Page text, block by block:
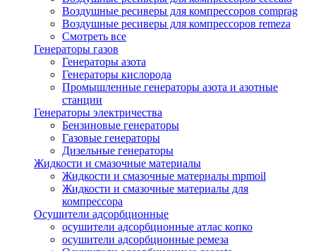
Воздушные ресиверы для компрессоров comprag
Воздушные ресиверы для компрессоров remeza
Смотреть все
Генераторы газов
Генераторы азота
Генераторы кислорода
Промышленные генераторы азота и азотные
станции
Генераторы электричества
Бензиновые генераторы
Газовые генераторы
Дизельные генераторы
Жидкости и смазочные материалы
Жидкости и смазочные материалы mpmoil
Жидкости и смазочные материалы для
компрессора
Осушители адсорбционные
осушители адсорбционные атлас копко
осушители адсорбционные ремеза